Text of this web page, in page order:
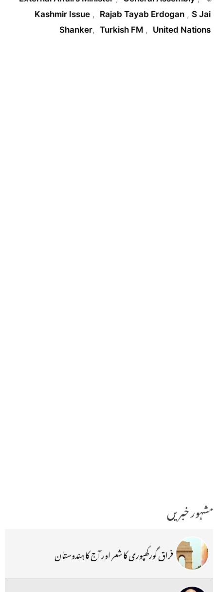
Kashmir Issue , Rajab Tayab Erdogan , S Jai
Shanker, Turkish FM , United Nations
مشہور خبریں
فراق گورکھپوری کا شعر اور آج کا ہندوستان